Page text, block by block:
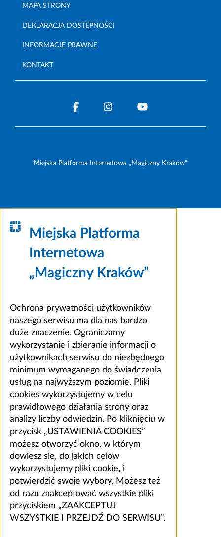
MAPA STRONY
DEKLARACJA DOSTĘPNOŚCI
INFORMACJE PRAWNE
KONTAKT
Miejska Platforma Internetowa „Magiczny Kraków”
Miejska Platforma
Internetowa
„Magiczny Kraków”
Ochrona prywatności użytkowników
naszego serwisu ma dla nas bardzo
duże znaczenie. Ograniczamy
wykorzystanie i zbieranie informacji o
użytkownikach serwisu do niezbędnego
minimum wymaganego do świadczenia
usług na najwyższym poziomie. Pliki
cookies wykorzystujemy w celu
prawidłowego działania strony oraz
analizy liczby odwiedzin. Po kliknięciu w
przycisk „USTAWIENIA COOKIES”
możesz otworzyć okno, w którym
dowiesz się, do jakich celów
wykorzystujemy pliki cookie, i
potwierdzić swoje wybory. Możesz też
od razu zaakceptować wszystkie pliki
przyciskiem „ZAAKCEPTUJ
WSZYSTKIE I PRZEJDŹ DO SERWISU”.